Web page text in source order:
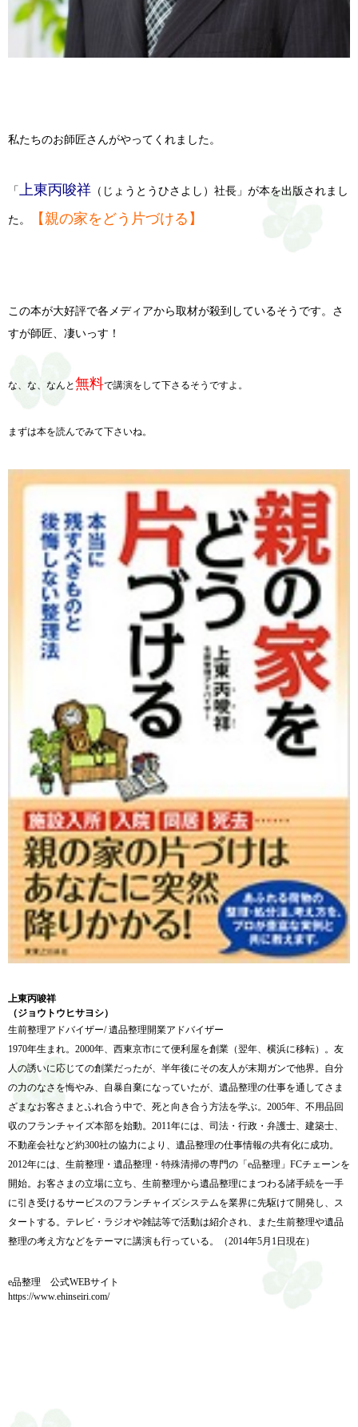
私たちのお師匠さんがやってくれました。
「 上東丙唆祥 （じょうとうひさよし）社長」が本を出版されまし
た。 【親の家をどう片づける】
この本が大好評で各メディアから取材が殺到しているそうです。さ
すが師匠、凄いっす！
な、な、なんと無料で講演をして下さるそうですよ。
まずは本を読んでみて下さいね。
上東丙唆祥
（ジョウトウヒサヨシ）
生前整理アドバイザー/ 遺品整理開業アドバイザー
1970年生まれ。2000年、西東京市にて便利屋を創業（翌年、横浜に移転）。友
人の誘いに応じての創業だったが、半年後にその友人が末期ガンで他界。自分
の力のなさを悔やみ、自暴自棄になっていたが、遺品整理の仕事を通してさま
ざまなお客さまとふれ合う中で、死と向き合う方法を学ぶ。2005年、不用品回
収のフランチャイズ本部を始動。2011年には、司法・行政・弁護士、建築士、
不動産会社など約300社の協力により、遺品整理の仕事情報の共有化に成功。
2012年には、生前整理・遺品整理・特殊清掃の専門の「e品整理」FCチェーンを
開始。お客さまの立場に立ち、生前整理から遺品整理にまつわる諸手続を一手
に引き受けるサービスのフランチャイズシステムを業界に先駆けて開発し、ス
タートする。テレビ・ラジオや雑誌等で活動は紹介され、また生前整理や遺品
整理の考え方などをテーマに講演も行っている。（2014年5月1日現在）
e品整理 公式WEBサイト
https://www.ehinseiri.com/